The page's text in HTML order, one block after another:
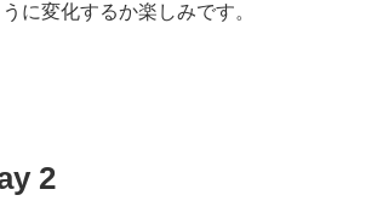
に変化するか楽しみです。
2